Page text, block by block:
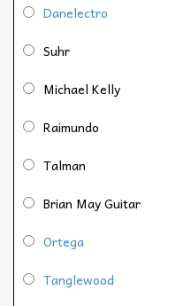
Danelectro
Suhr
Michael Kelly
Raimundo
Talman
Brian May Guitar
Ortega
Tanglewood